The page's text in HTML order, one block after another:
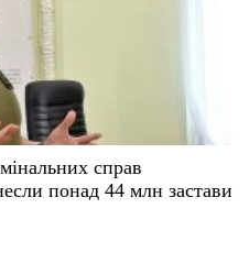
справ
понад 44 млн застави